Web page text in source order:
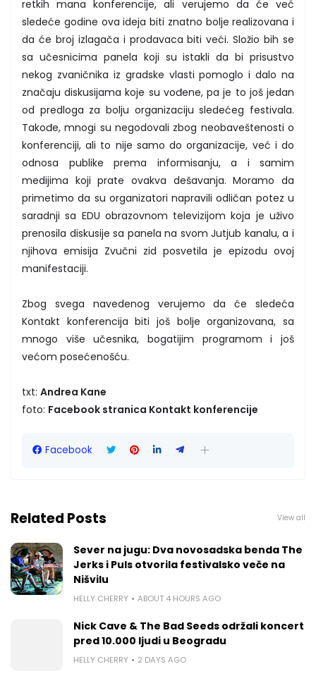
retkih mana konferencije, ali verujemo da će već
sledeće godine ova ideja biti znatno bolje realizovana i
da će broj izlagača i prodavaca biti veći. Složio bih se
sa učesnicima panela koji su istakli da bi prisustvo
nekog zvaničnika iz gradske vlasti pomoglo i dalo na
značaju diskusijama koje su vođene, pa je to još jedan
od predloga za bolju organizaciju sledećeg festivala.
Takođe, mnogi su negodovali zbog neobaveštenosti o
konferenciji, ali to nije samo do organizacije, već i do
odnosa publike prema informisanju, a i samim
medijima koji prate ovakva dešavanja. Moramo da
primetimo da su organizatori napravili odličan potez u
saradnji sa EDU obrazovnom televizijom koja je uživo
prenosila diskusije sa panela na svom Jutjub kanalu, a i
njihova emisija Zvučni zid posvetila je epizodu ovoj
manifestaciji.
Zbog svega navedenog verujemo da će sledeća
Kontakt konferencija biti još bolje organizovana, sa
mnogo više učesnika, bogatijim programom i još
većom posećenošću.
txt: Andrea Kane
foto: Facebook stranica Kontakt konferencije
Facebook
Related Posts View all
Sever na jugu: Dva novosadska benda The
Jerks i Puls otvorila festivalsko veče na
Nišvilu
HELLY CHERRY ABOUT 4 HOURS AGO
Nick Cave & The Bad Seeds održali koncert
pred 10.000 ljudi u Beogradu
HELLY CHERRY 2 DAYS AGO